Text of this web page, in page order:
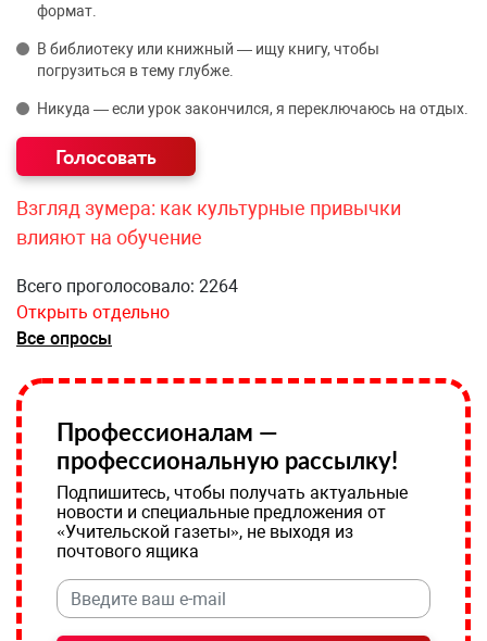
формат.
В библиотеку или книжный — ищу книгу, чтобы
погрузиться в тему глубже.
Никуда — если урок закончился, я переключаюсь на отдых.
Взгляд зумера: как культурные привычки
влияют на обучение
Всего проголосовало: 2264
Открыть отдельно
Все опросы
Профессионалам —
профессиональную рассылку!
Подпишитесь, чтобы получать актуальные
новости и специальные предложения от
«Учительской газеты», не выходя из
почтового ящика